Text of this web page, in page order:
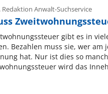
Redaktion Anwalt-Suchservice
gibt es in
Bezahlen muss sie, wer am
hat. Nur ist dies so
wird das